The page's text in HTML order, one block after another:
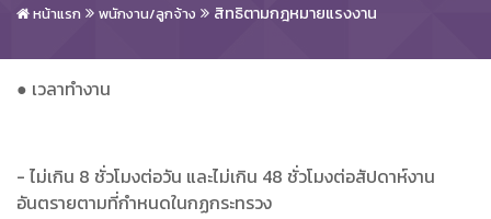
หน้าแรก พนักงาน/ลูกจ้าง สิทธิตามกฎหมายแรงงาน
● เวลาทำงาน
- ไม่เกิน 8 ชั่วโมงต่อวัน และไม่เกิน 48 ชั่วโมงต่อสัปดาห์งาน
อันตรายตามที่กำหนดในกฏกระทรวง